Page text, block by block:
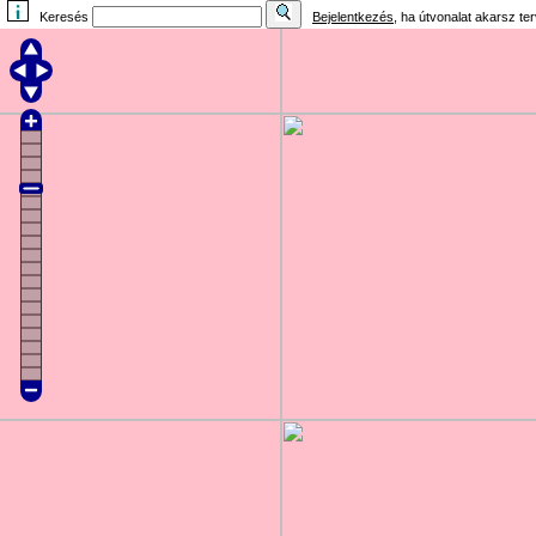
Keresés Bejelentkezés , ha útvonalat akarsz